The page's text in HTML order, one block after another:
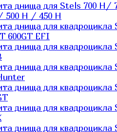
днища для Stels 700 H/
500 H / 450 H
днища для квадроцикла
600GT EFI
днища для квадроцикла
днища для квадроцикла
днища для квадроцикла
днища для квадроцикла
днища для квадроцикла